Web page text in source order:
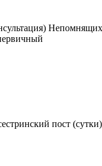
пост (сутки)